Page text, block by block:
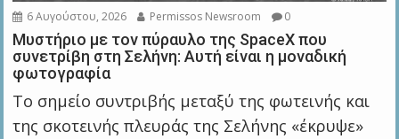
6 Αυγούστου, 2026 Permissos Newsroom 0
Μυστήριο με τον πύραυλο της SpaceX που
συνετρίβη στη Σελήνη: Αυτή είναι η μοναδική
φωτογραφία
Το σημείο συντριβής μεταξύ της φωτεινής και
της σκοτεινής πλευράς της Σελήνης «έκρυψε»